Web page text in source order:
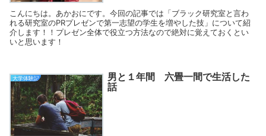
こんにちは。あかおにです。今回の記事では「ブラック研究室と言わ
れる研究室のPRプレゼンで第一志望の学生を増やした技」について紹
介します！！プレゼン全体で役立つ方法なので絶対に覚えておくとい
いと思います！
大学体験記
男と１年間 六畳一間で生活した
話